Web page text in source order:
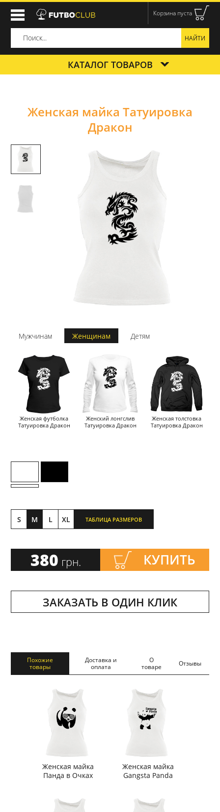
Корзина пуста
КАТАЛОГ ТОВАРОВ
Женская майка Татуировка
Дракон
Мужчинам Женщинам Детям
Женская футболка
Татуировка Дракон
Женский лонгслив
Татуировка Дракон
Женская толстовка
Татуировка Дракон
S M L XL ТАБЛИЦА РАЗМЕРОВ
380 грн. КУПИТЬ
ЗАКАЗАТЬ В ОДИН КЛИК
Похожие
товары
Доставка и
оплата
О
товаре
Отзывы
Женская майка
Панда в Очках
Женская майка
Gangsta Panda